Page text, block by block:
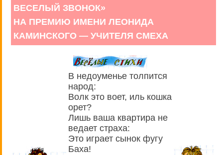
ВЕСЕЛЫЙ ЗВОНОК»
НА ПРЕМИЮ ИМЕНИ ЛЕОНИДА
КАМИНСКОГО — УЧИТЕЛЯ СМЕХА
В недоуменье толпится
народ:
Волк это воет, иль кошка
орет?
Лишь ваша квартира не
ведает страха:
Это играет сынок фугу
Баха!